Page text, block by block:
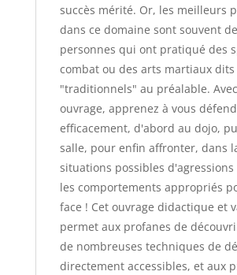
succès mérité. Or, les meilleurs
dans ce domaine sont souvent
personnes qui ont pratiqué des
combat ou des arts martiaux dits
"traditionnels" au préalable.
ouvrage, apprenez à vous
efficacement, d'abord au dojo,
salle, pour enfin affronter, dans
situations possibles
les comportements appropriés
face ! Cet ouvrage didactique et
permet aux profanes de
de nombreuses techniques de
directement accessibles, et aux